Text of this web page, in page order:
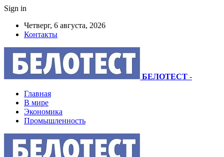
Sign in
Четверг, 6 августа, 2026
Контакты
БЕЛОТЕСТ -
Главная
В мире
Экономика
Промышленность